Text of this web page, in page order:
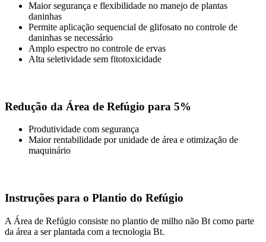
Maior segurança e flexibilidade no manejo de plantas
daninhas
Permite aplicação sequencial de glifosato no controle de
daninhas se necessário
Amplo espectro no controle de ervas
Alta seletividade sem fitotoxicidade
Redução da Área de Refúgio para 5%
Produtividade com segurança
Maior rentabilidade por unidade de área e otimização de
maquinário
Instruções para o Plantio do Refúgio
A Área de Refúgio consiste no plantio de milho não Bt como parte
da área a ser plantada com a tecnologia Bt.